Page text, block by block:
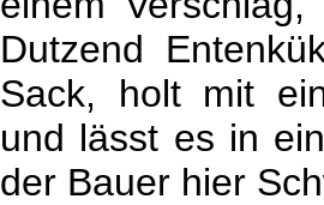
Dutzend
Sack, holt mit
und lässt es in
der Bauer hier